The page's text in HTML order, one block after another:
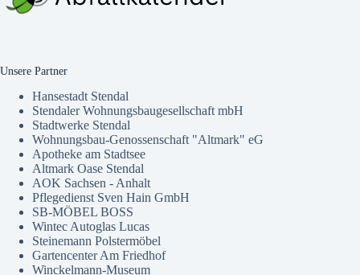
Unsere Partner
Hansestadt Stendal
Stendaler Wohnungsbaugesellschaft mbH
Stadtwerke Stendal
Wohnungsbau-Genossenschaft "Altmark" eG
Apotheke am Stadtsee
Altmark Oase Stendal
AOK Sachsen - Anhalt
Pflegedienst Sven Hain GmbH
SB-MÖBEL BOSS
Wintec Autoglas Lucas
Steinemann Polstermöbel
Gartencenter Am Friedhof
Winckelmann-Museum